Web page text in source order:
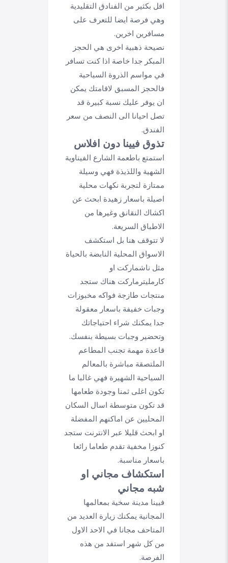
اقل بكثير من الفنادق التقليدية
وهي فرصة ايضا للتعرف على
مسافرين اخرين.
نصيحة ذهبية اخرى هي الحجز
المبكر جدا خاصة اذا كنت تسافر
في مواسم الذروة السياحية
فالحجز المسبق لاقامتك يمكن
ان يوفر عليك نسبة كبيرة قد
تصل احيانا الى النصف من سعر
الفندق.
تذوق فيينا دون افلاس
استمتع باطعمة الشارع الفيناوية
الشهية واللذيذة فهي وسيلة
ممتازة لتجربة نكهات محلية
اصيلة باسعار زهيدة ابحث عن
اكشاك النقانق وغيرها من
الاطباق السريعة.
لا تتوقف هنا بل استكشف
الاسواق المحلية النابضة بالحياة
مثل ناشماركت او
كارمليترماركت هناك ستجد
منتجات طازجة فواكه مخبوزات
وجبات خفيفة باسعار معقولة
جدا يمكنك شراء احتياجاتك
وتحضير وجبات بسيطة بنفسك.
قاعدة مهمة تجنب المطاعم
الملتصقة مباشرة بالمعالم
السياحية الشهيرة فهي غالبا ما
تكون اغلى ثمنا وجودة طعامها
قد تكون متوسطة اسال السكان
المحليين عن اماكنهم المفضلة
او ابحث قليلا عبر الانترنت ستجد
كنوزا مخفية تقدم طعاما رائعا
باسعار مناسبة.
استكشاف مجاني او
شبه مجاني
فيينا مدينة سخية بمعالمها
المجانية يمكنك زيارة العديد من
المتاحف مجانا في الاحد الاول
من كل شهر استفد من هذه
الفرصة.